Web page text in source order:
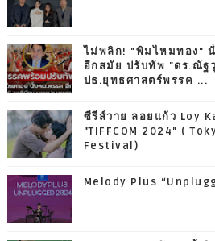
ไม่พลิก! "พิมไหมทอง"
อีกสมัย ปรับทัพ "ดร.ณัฐ
ปธ.ยุทธศาสตร์พรรค ...
ซีรีส์วาย ลอยแก้ว Loy
"TIFFCOM 2024" (
Festival)
Melody Plus